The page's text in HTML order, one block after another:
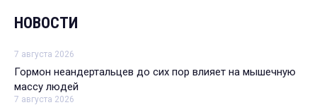
НОВОСТИ
7 августа 2026
Гормон неандертальцев до сих пор влияет на мышечную
массу людей
7 августа 2026